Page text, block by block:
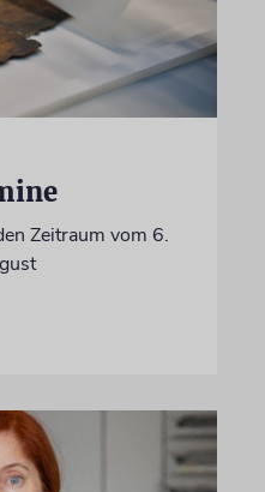
Zeitraum vom 6.